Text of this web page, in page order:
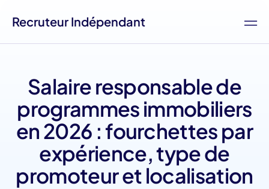
Recruteur Indépendant
Salaire responsable de
programmes immobiliers
en 2026 : fourchettes par
expérience, type de
promoteur et localisation